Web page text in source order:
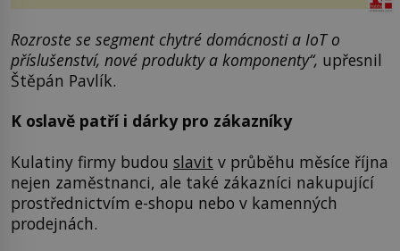
Rozroste se segment chytré domácnosti a IoT o
příslušenství, nové produkty a komponenty“, upřesnil
Štěpán Pavlík.
K oslavě patří i dárky pro zákazníky
Kulatiny firmy budou slavit v průběhu měsíce října
nejen zaměstnanci, ale také zákazníci nakupující
prostřednictvím e-shopu nebo v kamenných
prodejnách.